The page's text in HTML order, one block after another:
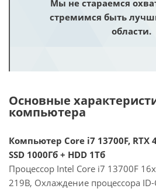
Мы не стараемся
стремимся быть
области.
Основные
компьютера
Компьютер Core i7 13700F, RTX
SSD 1000Гб + HDD 1Тб
Процессор Intel Core i7 13700F
219В, Охлаждение процессора ID-